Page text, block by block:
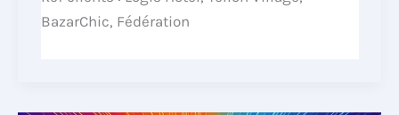
BazarChic, Fédération